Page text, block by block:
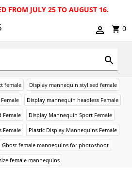
FROM JULY 25 TO AUGUST 16.
0
female Display mannequin stylised female
Display mannequin headless Female
Female Display Mannequin Sport Female
Female Plastic Display Mannequins Female
Ghost female mannequins for photoshoot
female mannequins